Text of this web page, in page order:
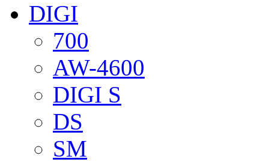
DIGI
700
AW-4600
DIGI S
DS
SM